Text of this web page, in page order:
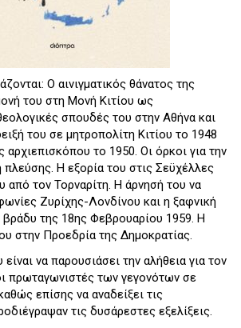
Ο αινιγματικός θάνατος της
του στη Μονή Κιτίου ως
σπουδές του στην Αθήνα και
του σε μητροπολίτη Κιτίου το 1948
αρχιεπισκόπου το 1950. Οι όρκοι για την
Η εξορία του στις Σεϋχέλλες
από τον Τορναρίτη. Η άρνησή του να
Ζυρίχης-Λονδίνου και η ξαφνική
της 18ης Φεβρουαρίου 1959. Η
στην Προεδρία της Δημοκρατίας.
να παρουσιάσει την αλήθεια για τον
πρωταγωνιστές των γεγονότων σε
επίσης να αναδείξει τις
τις δυσάρεστες εξελίξεις.